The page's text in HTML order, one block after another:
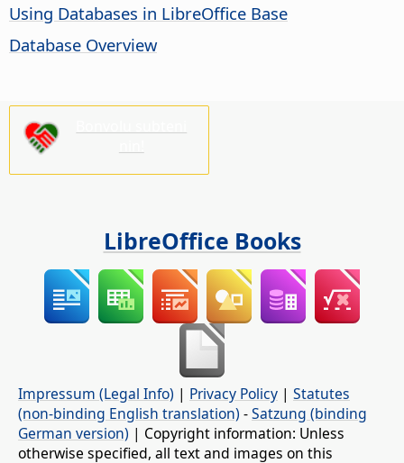
Using Databases in LibreOffice Base
Database Overview
LibreOffice Books
Impressum (Legal Info) | Privacy Policy | Statutes
(non-binding English translation) -Satzung (binding
German version) | Copyright information: Unless
otherwise specified, all text and images on this